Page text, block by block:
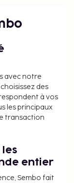
: Aéroport de
Vous
ou dans
finir la
bar / salon. Un
semaine de
h 00 à
le comité de
aucune
notre propre
à
avec notre
des
à vos
les principaux
transaction
les
entier
Sembo fait